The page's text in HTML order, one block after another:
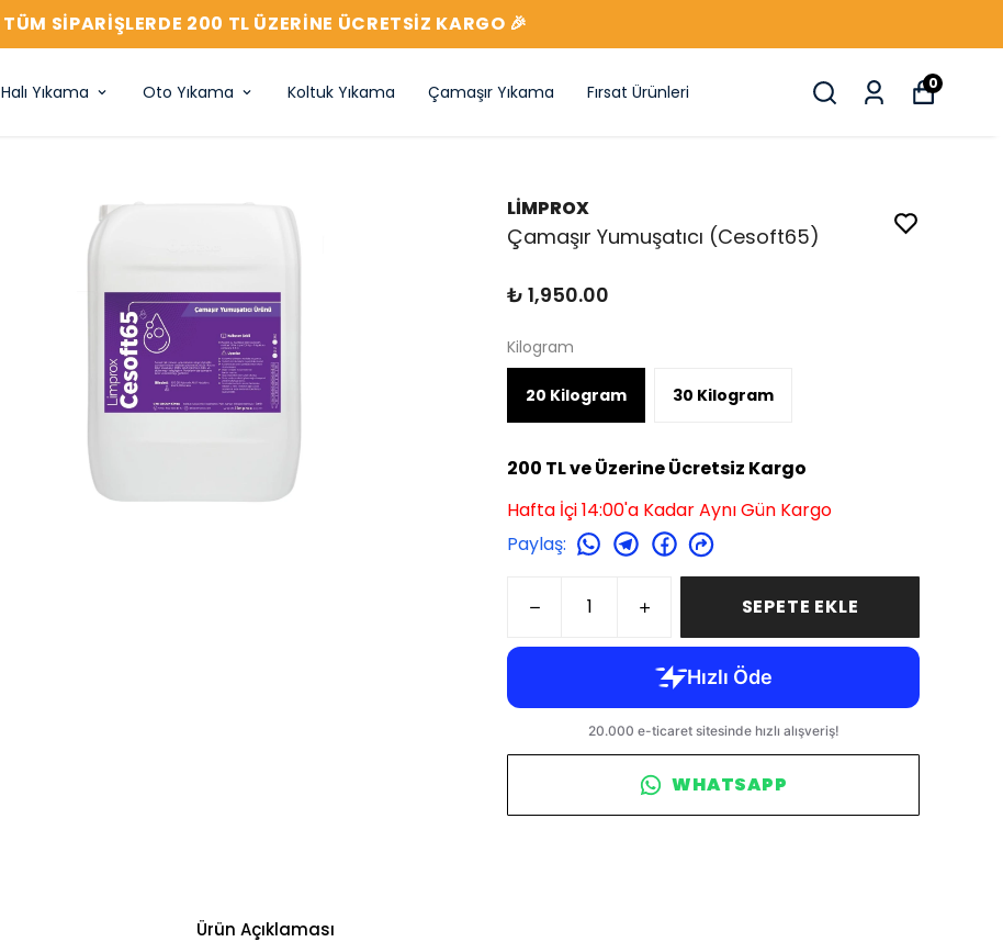
TÜM SIPARIŞLERDE 200 TL ÜZERİNE ÜCRETSİZ KARGO 🎉
Halı Yıkama Oto Yıkama Koltuk Yıkama Çamaşır Yıkama Fırsat Ürünleri 0
LİMPROX
Çamaşır Yumuşatıcı (Cesoft65)
₺ 1,950.00
Kilogram
20 Kilogram 30 Kilogram
200 TL ve Üzerine Ücretsiz Kargo
Hafta İçi 14:00'a Kadar Aynı Gün Kargo
Paylaş:
SEPETE EKLE
WHATSAPP
Ürün Açıklaması